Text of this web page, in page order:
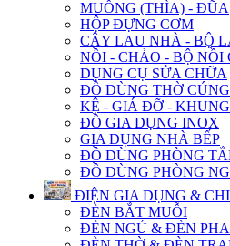
MUỖNG (THÌA) - ĐŨA
HỘP ĐỰNG CƠM
CÂY LAU NHÀ - BỘ
NỒI - CHẢO - BỘ NỒI
DỤNG CỤ SỬA CHỮA
ĐỒ DÙNG THỜ CÚNG
KỆ - GIÁ ĐỠ -
ĐỒ GIA DỤNG INOX
GIA DỤNG NHÀ BẾP
ĐỒ DÙNG PHÒNG
ĐỒ DÙNG PHÒNG
ĐIỆN GIA DỤNG &
ĐÈN BẮT MUỖI
ĐÈN NGỦ & ĐÈN